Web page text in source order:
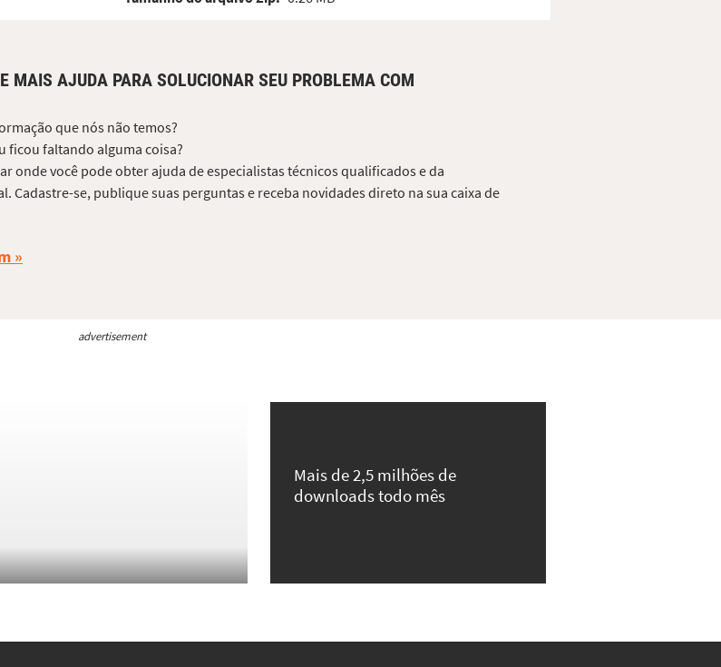
MAIS AJUDA PARA SOLUCIONAR SEU PROBLEMA COM
que nós não temos?
ficou faltando alguma coisa?
onde você pode obter ajuda de especialistas técnicos qualificados e da
Cadastre-se, publique suas perguntas e receba novidades direto na sua caixa de
advertisement
Mais de 2,5 milhões de
downloads todo mês